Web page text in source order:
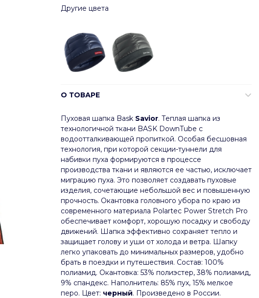
Другие цвета
О ТОВАРЕ
Пуховая шапка Bask Savior. Теплая шапка из
технологичной ткани BASK DownTube с
водоотталкивающей пропиткой. Особая бесшовная
технология, при которой секции-туннели для
набивки пуха формируются в процессе
производства ткани и являются ее частью, исключает
миграцию пуха. Это позволяет создавать пуховые
изделия, сочетающие небольшой вес и повышенную
прочность. Окантовка головного убора по краю из
современного материала Polartec Power Stretch Pro
обеспечивает комфорт, хорошую посадку и свободу
движений. Шапка эффективно сохраняет тепло и
защищает голову и уши от холода и ветра. Шапку
легко упаковать до минимальных размеров, удобно
брать в поездки и путешествия. Состав: 100%
полиамид. Окантовка: 53% полиэстер, 38% полиамид,
9% спандекс. Наполнитель: 85% пух, 15% мелкое
перо. Цвет: черный. Произведено в России.